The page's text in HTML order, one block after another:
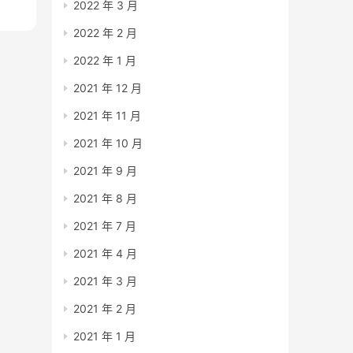
2022 年 3 月
2022 年 2 月
2022 年 1 月
2021 年 12 月
2021 年 11 月
2021 年 10 月
2021 年 9 月
2021 年 8 月
2021 年 7 月
2021 年 4 月
2021 年 3 月
2021 年 2 月
2021 年 1 月